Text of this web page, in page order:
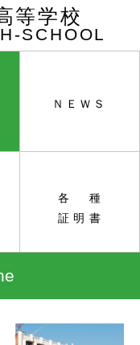
等学校
SCHOOL
ＮＥＷＳ
各種
証明書